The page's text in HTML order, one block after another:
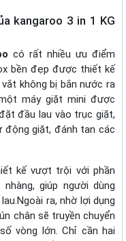
kangaroo 3 in 1 KG
có rất nhiều ưu điểm
bền đẹp được thiết kế
không bị bắn nước ra
máy giặt mini được
đầu lau vào trục giặt,
động giặt, đánh tan các
kế vượt trội với phần
giúp người dùng
ra, nhờ lợi dụng
chân sẽ truyền chuyển
vòng lớn. Chỉ cần hai